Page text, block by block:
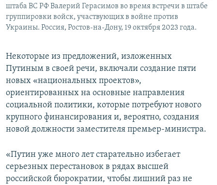
штаба ВС РФ Валерий Герасимов во время встречи в штабе
группировки войск, участвующих в войне против
Украины. Россия, Ростов-на-Дону, 19 октября 2023 года.
Некоторые из предложений, изложенных
Путиным в своей речи, включали создание пяти
новых «национальных проектов»,
ориентированных на основные направления
социальной политики, которые потребуют нового
крупного финансирования и, вероятно, создания
новой должности заместителя премьер-министра.
«Путин уже много лет старательно избегает
серьезных перестановок в рядах высшей
российской бюрократии, чтобы лишний раз не